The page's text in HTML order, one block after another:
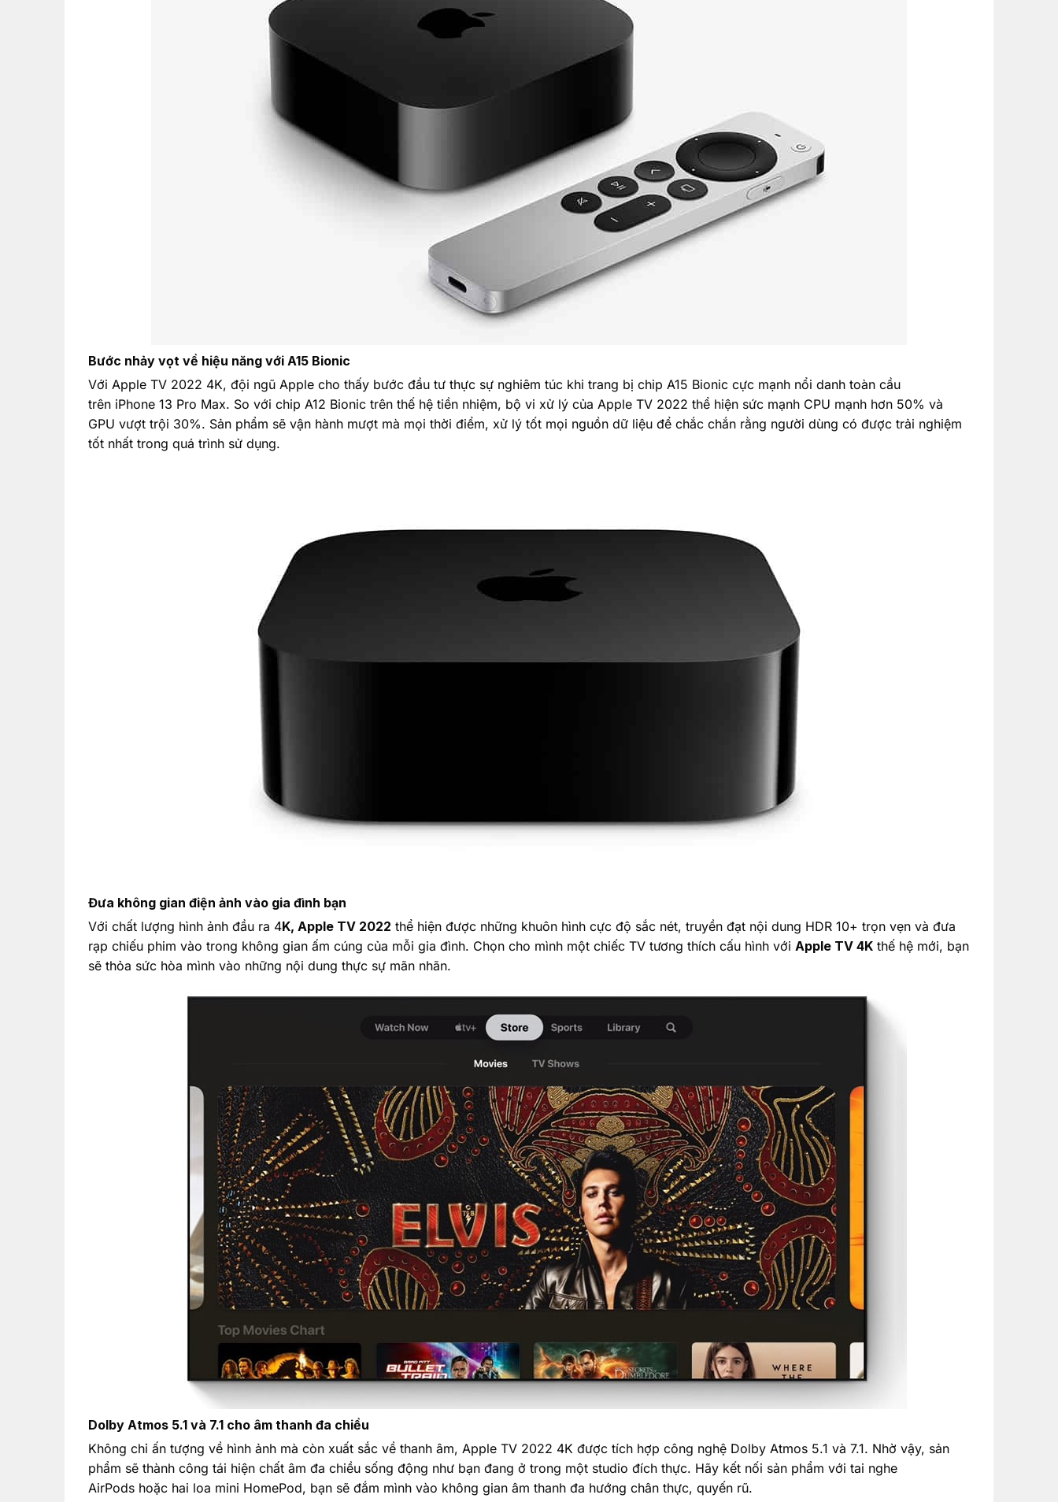
Bước nhảy vọt về hiệu năng với A15 Bionic
Với Apple TV 2022 4K, đội ngũ Apple cho thấy bước đầu tư thực sự nghiêm túc khi trang bị chip A15 Bionic cực mạnh nổi danh toàn cầu
trên iPhone 13 Pro Max. So với chip A12 Bionic trên thế hệ tiền nhiệm, bộ vi xử lý của Apple TV 2022 thể hiện sức mạnh CPU mạnh hơn 50% và
GPU vượt trội 30%. Sản phẩm sẽ vận hành mượt mà mọi thời điểm, xử lý tốt mọi nguồn dữ liệu để chắc chắn rằng người dùng có được trải nghiệm
tốt nhất trong quá trình sử dụng.
Đưa không gian điện ảnh vào gia đình bạn
Với chất lượng hình ảnh đầu ra 4K, Apple TV 2022 thể hiện được những khuôn hình cực độ sắc nét, truyền đạt nội dung HDR 10+ trọn vẹn và đưa
rạp chiếu phim vào trong không gian ấm cúng của mỗi gia đình. Chọn cho mình một chiếc TV tương thích cấu hình với Apple TV 4K thế hệ mới, bạn
sẽ thỏa sức hòa mình vào những nội dung thực sự mãn nhãn.
Dolby Atmos 5.1 và 7.1 cho âm thanh đa chiều
Không chỉ ấn tượng về hình ảnh mà còn xuất sắc về thanh âm, Apple TV 2022 4K được tích hợp công nghệ Dolby Atmos 5.1 và 7.1. Nhờ vậy, sản
phẩm sẽ thành công tái hiện chất âm đa chiều sống động như bạn đang ở trong một studio đích thực. Hãy kết nối sản phẩm với tai nghe
AirPods hoặc hai loa mini HomePod, bạn sẽ đắm mình vào không gian âm thanh đa hướng chân thực, quyến rũ.